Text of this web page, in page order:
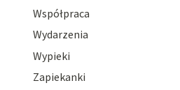
Współpraca
Wydarzenia
Wypieki
Zapiekanki